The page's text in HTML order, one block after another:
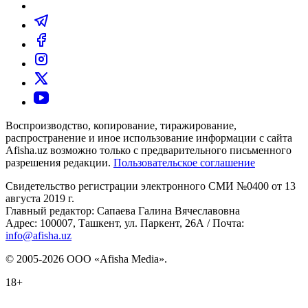
Воспроизводство, копирование, тиражирование,
распространение и иное использование информации с сайта
Afisha.uz возможно только с предварительного письменного
разрешения редакции. Пользовательское соглашение
Свидетельство регистрации электронного СМИ №0400 от 13
августа 2019 г.
Главный редактор: Сапаева Галина Вячеславовна
Адрес: 100007, Ташкент, ул. Паркент, 26А / Почта:
info@afisha.uz
© 2005-2026 ООО «Afisha Media».
18+